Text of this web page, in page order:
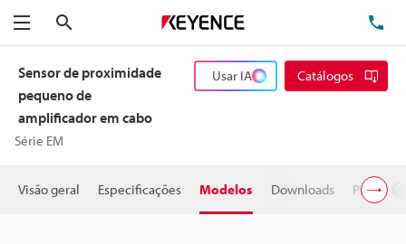
Menu
Sensor de proximidade
pequeno de
amplificador em cabo
Série EM
Usar IA Catálogos
Visão geral Especificações Modelos Downloads Preço